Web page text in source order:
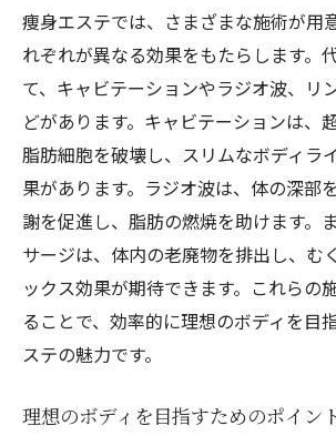
施術の組み合わせで効果倍増
自分に合ったメニューの選
施術の選び方で差が出る交野市
果
自分に合った施術の見つけ方
効果を感じる施術の選び方
複数の施術を組み合わせた効果
施術内容で変わる効果の違い
交野市での効果的な施術選び
施術で得られる満足度の高め方
科学的根拠に基づく痩身エス
痩身エステでは、さまざまな施術が用
れぞれが異なる効果をもたらします。
て、キャビテーションやラジオ波、リ
どがあります。キャビテーションは、
脂肪細胞を破壊し、スリムなボディラ
果があります。ラジオ波は、体の深部
謝を促進し、脂肪の燃焼を助けます。
サージは、体内の老廃物を排出し、む
ックス効果が期待できます。これらの
ることで、効率的に理想のボディを目
ステの魅力です。
理想のボディを目指すためのポイン